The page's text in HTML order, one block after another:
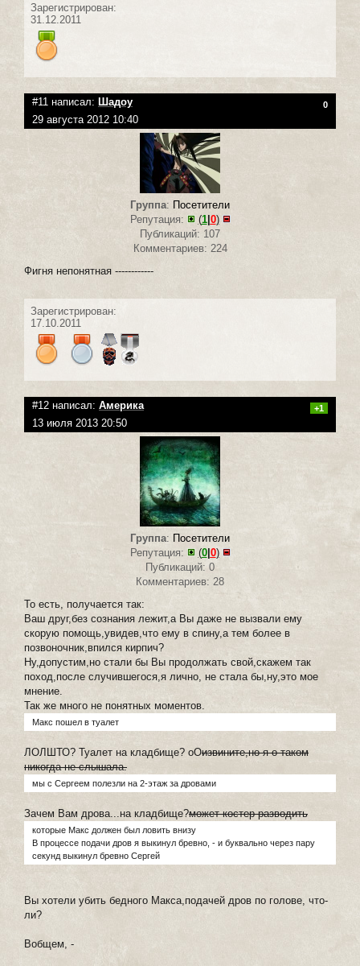
Зарегистрирован:
31.12.2011
#11 написал: Шадоу 0
29 августа 2012 10:40
Группа: Посетители
Репутация:
(1| 0)
Публикаций: 107
Комментариев: 224
Фигня непонятная ------------
Зарегистрирован:
17.10.2011
#12 написал: Америка +1
13 июля 2013 20:50
Группа: Посетители
Репутация:
(0| 0)
Публикаций: 0
Комментариев: 28
То есть, получается так:
Ваш друг,без сознания лежит,а Вы даже не вызвали ему
скорую помощь,увидев,что ему в спину,а тем более в
позвоночник,впился кирпич?
Ну,допустим,но стали бы Вы продолжать свой,скажем так
поход,после случившегося,я лично, не стала бы,ну,это мое
мнение.
Так же много не понятных моментов.
Макс пошел в туалет
ЛОЛШТО? Туалет на кладбище? оОизвините,но я о таком
никогда не слышала.
мы с Сергеем полезли на 2-этаж за дровами
Зачем Вам дрова...на кладбище?может костер разводить
которые Макс должен был ловить внизу
В процессе подачи дров я выкинул бревно, - и буквально через пару
секунд выкинул бревно Сергей
Вы хотели убить бедного Макса,подачей дров по голове, что-
ли?
Вобщем, -